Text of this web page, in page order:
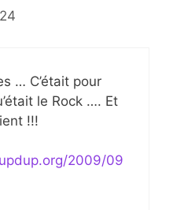
… C’était pour
le Rock …. Et
!!!
2009/09